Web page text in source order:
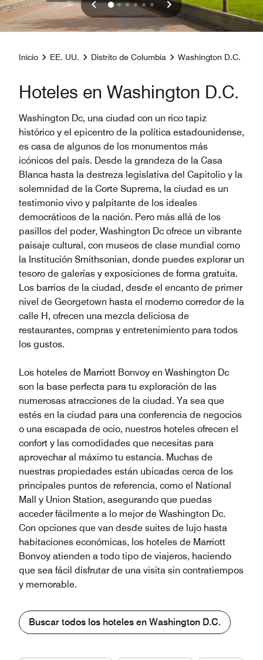
Inicio EE. UU. Distrito de Columbia Washington D.C.
Hoteles en Washington D.C.
Washington Dc, una ciudad con un rico tapiz
histórico y el epicentro de la política estadounidense,
es casa de algunos de los monumentos más
icónicos del país. Desde la grandeza de la Casa
Blanca hasta la destreza legislativa del Capitolio y la
solemnidad de la Corte Suprema, la ciudad es un
testimonio vivo y palpitante de los ideales
democráticos de la nación. Pero más allá de los
pasillos del poder, Washington Dc ofrece un vibrante
paisaje cultural, con museos de clase mundial como
la Institución Smithsonian, donde puedes explorar un
tesoro de galerías y exposiciones de forma gratuita.
Los barrios de la ciudad, desde el encanto de primer
nivel de Georgetown hasta el moderno corredor de la
calle H, ofrecen una mezcla deliciosa de
restaurantes, compras y entretenimiento para todos
los gustos.
Los hoteles de Marriott Bonvoy en Washington Dc
son la base perfecta para tu exploración de las
numerosas atracciones de la ciudad. Ya sea que
estés en la ciudad para una conferencia de negocios
o una escapada de ocio, nuestros hoteles ofrecen el
confort y las comodidades que necesitas para
aprovechar al máximo tu estancia. Muchas de
nuestras propiedades están ubicadas cerca de los
principales puntos de referencia, como el National
Mall y Union Station, asegurando que puedas
acceder fácilmente a lo mejor de Washington Dc.
Con opciones que van desde suites de lujo hasta
habitaciones económicas, los hoteles de Marriott
Bonvoy atienden a todo tipo de viajeros, haciendo
que sea fácil disfrutar de una visita sin contratiempos
y memorable.
Buscar todos los hoteles en Washington D.C.